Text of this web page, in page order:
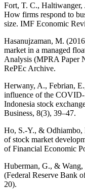
Fort, T. C., Haltiwanger,
How firms respond to
size. IMF Economic
Hasanujzaman, M.
market in a managed
Analysis (MPRA Paper
RePEc Archive.
Herwany, A., Febrian,
influence of the COVID-
Indonesia stock
Business, 8(3), 39–47.
Ho, S.-Y., & Odhiambo,
of stock market
of Financial Economic
Huberman, G., &
(Federal Reserve Bank
20).